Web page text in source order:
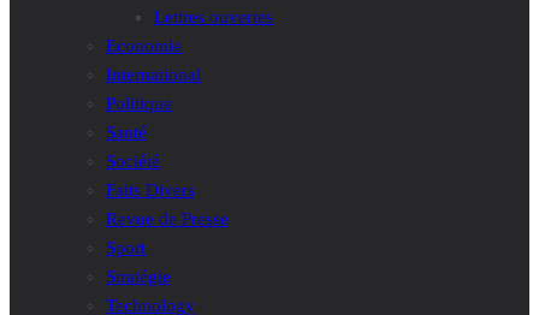
Lettres ouvertes
Economie
International
Politique
Santé
Société
Faits Divers
Revue de Presse
Sport
Stratégie
Technology